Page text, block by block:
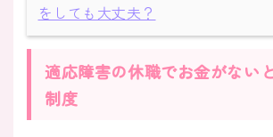
をしても大丈夫？
適応障害の休職でお金がない
制度